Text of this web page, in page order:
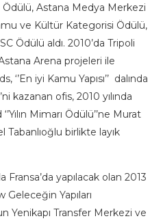
Ödülü, Astana Medya Merkezi
ve Kültür Kategorisi Ödülü,
Ödülü aldı. 2010’da Tripoli
Arena projeleri ile
iyi Kamu Yapısı’’ dalında
kazanan ofis, 2010 yılında
Mimarı Ödülü’’ne Murat
Tabanlıoğlu birlikte layık
yapılacak olan 2013
Yapıları
Yenikapı Transfer Merkezi ve